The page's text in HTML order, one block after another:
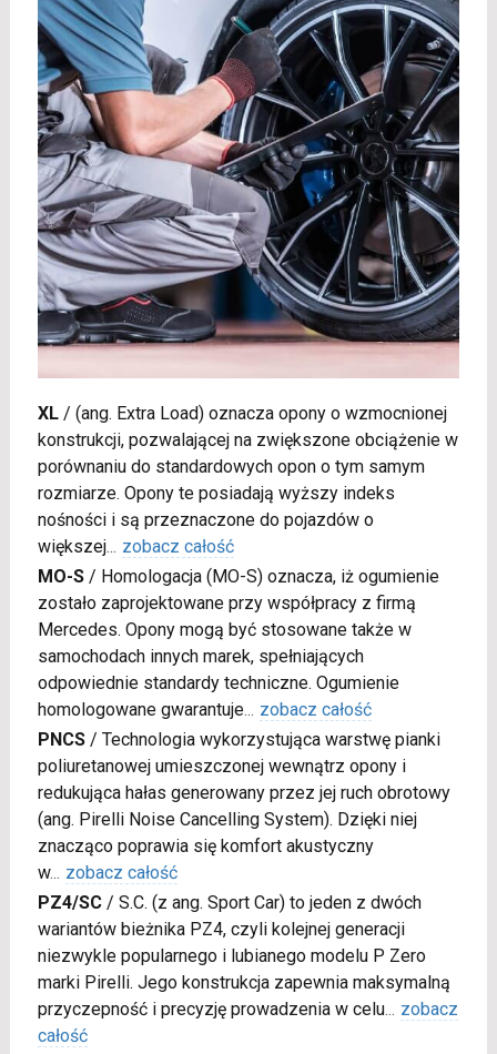
XL/ (ang. Extra Load) oznacza opony o wzmocnionej
konstrukcji, pozwalającej na zwiększone obciążenie w
porównaniu do standardowych opon o tym samym
rozmiarze. Opony te posiadają wyższy indeks
nośności i są przeznaczone do pojazdów o
większej... zobacz całość
MO-S/ Homologacja (MO-S) oznacza, iż ogumienie
zostało zaprojektowane przy współpracy z firmą
Mercedes. Opony mogą być stosowane także w
samochodach innych marek, spełniających
odpowiednie standardy techniczne. Ogumienie
homologowane gwarantuje... zobacz całość
PNCS/ Technologia wykorzystująca warstwę pianki
poliuretanowej umieszczonej wewnątrz opony i
redukująca hałas generowany przez jej ruch obrotowy
(ang. Pirelli Noise Cancelling System). Dzięki niej
znacząco poprawia się komfort akustyczny
w... zobacz całość
PZ4/SC/ S.C. (z ang. Sport Car) to jeden z dwóch
wariantów bieżnika PZ4, czyli kolejnej generacji
niezwykle popularnego i lubianego modelu P Zero
marki Pirelli. Jego konstrukcja zapewnia maksymalną
przyczepność i precyzję prowadzenia w celu... zobacz
całość